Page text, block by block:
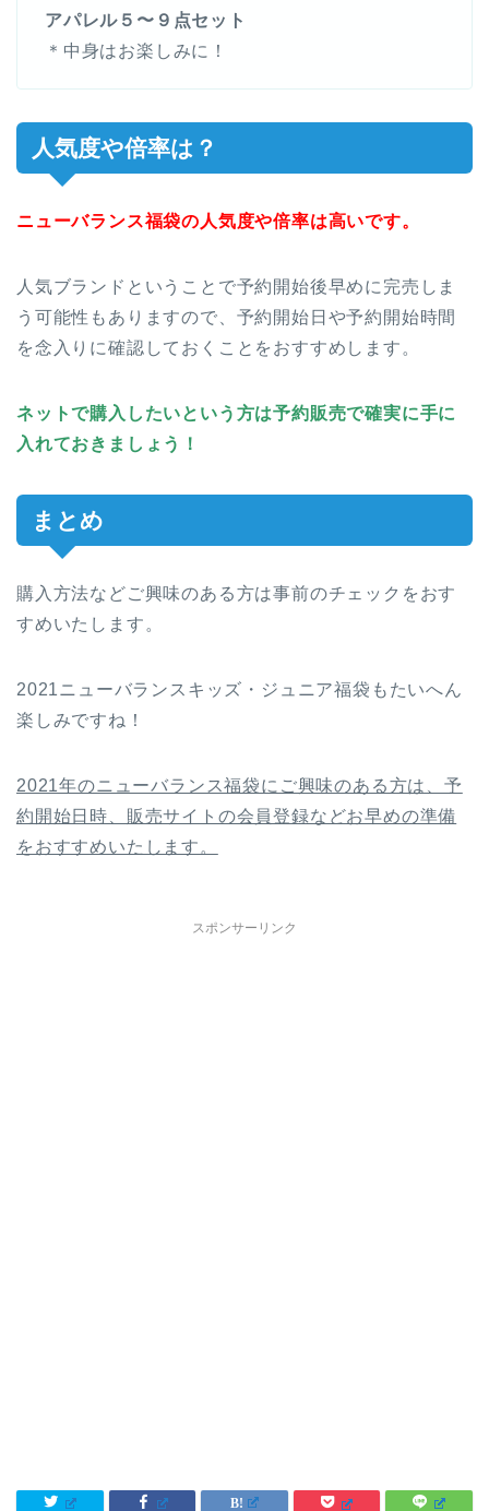
アパレル５〜９点セット
＊中身はお楽しみに！
人気度や倍率は？
ニューバランス福袋の人気度や倍率は高いです。
人気ブランドということで予約開始後早めに完売しま
う可能性もありますので、予約開始日や予約開始時間
を念入りに確認しておくことをおすすめします。
ネットで購入したいという方は予約販売で確実に手に
入れておきましょう！
まとめ
購入方法などご興味のある方は事前のチェックをおす
すめいたします。
2021ニューバランスキッズ・ジュニア福袋もたいへん
楽しみですね！
2021年のニューバランス福袋にご興味のある方は、予
約開始日時、販売サイトの会員登録などお早めの準備
をおすすめいたします。
スポンサーリンク